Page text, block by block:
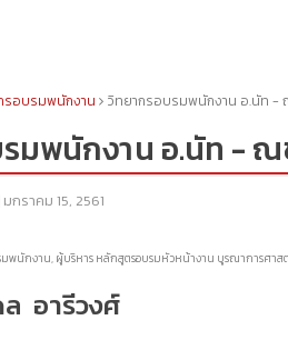
รอบรมพนักงาน วิทยากรอบรมพนักงาน อ.นัท -
มพนักงาน อ.นัท - ณ
มกราคม 15, 2561
มพนักงาน, ผู้บริหาร หลักสูตรอบรมหัวหน้างาน บูรณาการศา
อารีวงศ์